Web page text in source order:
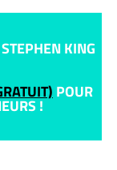
KING
POUR
!